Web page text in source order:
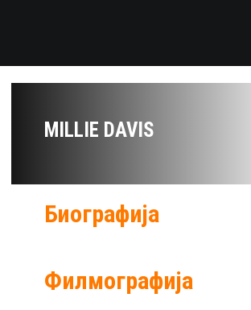
MILLIE DAVIS
Биографија
Филмографија